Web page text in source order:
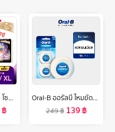
[ซื้อ 6 แถม 1] Sofy โซฟี หลับสนิทตลอดคืน ผ้าอนามัย แบบกางเกง ไซส์ M-XL จำนวน 5 ชิ้น Sofy Night Pants Size M-XL 5 pcs Buy 6 get 1
฿
Oral-B ออรัลบี ไหมขัดฟัน เอสเซนเชียลฟรอส 2x50 เมตร Waxed Essential Dental Floss 2x50M Value Pack
249฿ 139฿